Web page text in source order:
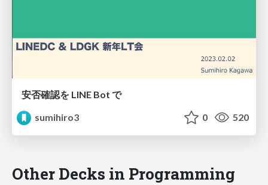
安否確認を LINE Bot で
sumihiro3
0 520
Other Decks in Programming